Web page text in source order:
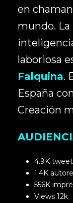
en
mundo.
laboriosa
Falquina.
España
Creación
4.9K
1.4K
556K
Views 12k